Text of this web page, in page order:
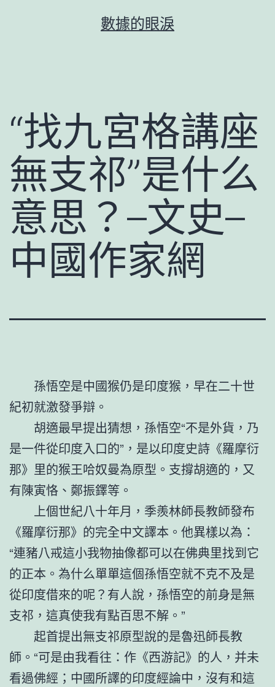
數據的眼淚
“找九宮格講座
無支祁”是什么
意思？–文史–
中國作家網
孫悟空是中國猴仍是印度猴，早在二十世
紀初就激發爭辯。
胡適最早提出猜想，孫悟空“不是外貨，乃
是一件從印度入口的”，是以印度史詩《羅摩衍
那》里的猴王哈奴曼為原型。支撐胡適的，又
有陳寅恪、鄭振鐸等。
上個世紀八十年月，季羨林師長教師發布
《羅摩衍那》的完全中文譯本。他異樣以為：
“連豬八戒這小我物抽像都可以在佛典里找到它
的正本。為什么單單這個孫悟空就不克不及是
從印度借來的呢？有人說，孫悟空的前身是無
支祁，這真使我有點百思不解。”
起首提出無支祁原型說的是魯迅師長教
師。“可是由我看往：作《西游記》的人，并未
看過佛經；中國所譯的印度經論中，沒有和這